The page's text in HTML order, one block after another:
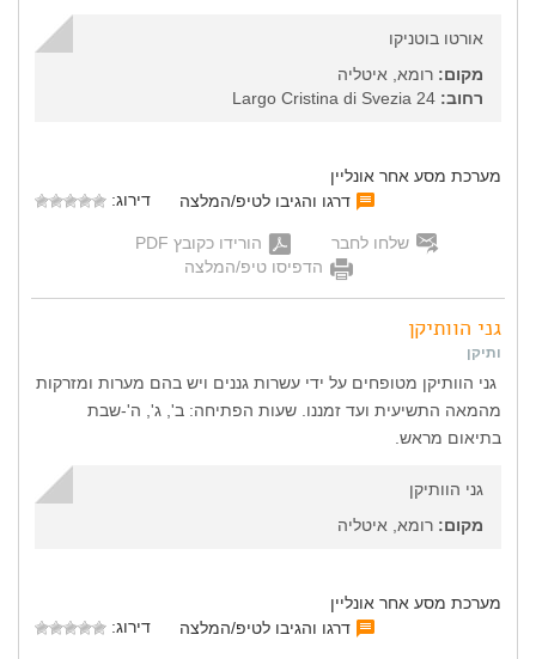
אורטו בוטניקו
מקום: רומא, איטליה
רחוב:
מערכת מסע אחר אונליין
דרגו והגיבו לטיפ/המלצה
דירוג:
שלחו לחבר
הורידו כקובץ PDF
הדפיסו טיפ/המלצה
גני הוותיקן
ותיקן
גני הוותיקן מטופחים על ידי עשרות גננים ויש בהם מערות ומזרקות
מהמאה התשיעית ועד זמננו. שעות הפתיחה: ב', ג', ה'-שבת
בתיאום מראש.
גני הוותיקן
מקום: רומא, איטליה
מערכת מסע אחר אונליין
דרגו והגיבו לטיפ/המלצה
דירוג: